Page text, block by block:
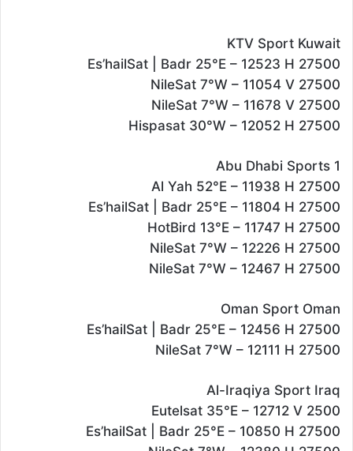
KTV Sport Kuwait
Es’hailSat | Badr 25°E – 12523 H 27500
NileSat 7°W – 11054 V 27500
NileSat 7°W – 11678 V 27500
Hispasat 30°W – 12052 H 27500
Abu Dhabi Sports 1
Al Yah 52°E – 11938 H 27500
Es’hailSat | Badr 25°E – 11804 H 27500
HotBird 13°E – 11747 H 27500
NileSat 7°W – 12226 H 27500
NileSat 7°W – 12467 H 27500
Oman Sport Oman
Es’hailSat | Badr 25°E – 12456 H 27500
NileSat 7°W – 12111 H 27500
Al-Iraqiya Sport Iraq
Eutelsat 35°E – 12712 V 2500
Es’hailSat | Badr 25°E – 10850 H 27500